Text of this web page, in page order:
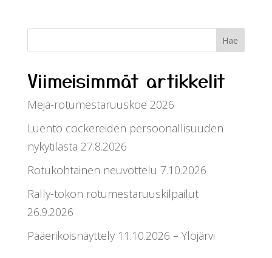
Viimeisimmät artikkelit
Mejä-rotumestaruuskoe 2026
Luento cockereiden persoonallisuuden
nykytilasta 27.8.2026
Rotukohtainen neuvottelu 7.10.2026
Rally-tokon rotumestaruuskilpailut
26.9.2026
Pääerikoisnäyttely 11.10.2026 – Ylöjärvi